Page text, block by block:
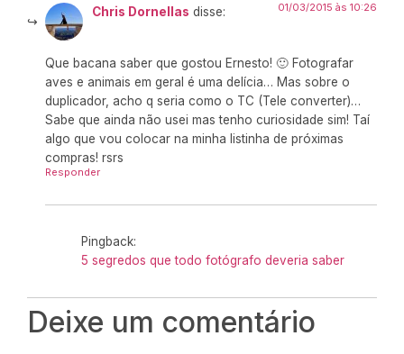
Chris Dornellas disse: 01/03/2015 às 10:26
Que bacana saber que gostou Ernesto! 🙂 Fotografar
aves e animais em geral é uma delícia… Mas sobre o
duplicador, acho q seria como o TC (Tele converter)…
Sabe que ainda não usei mas tenho curiosidade sim! Taí
algo que vou colocar na minha listinha de próximas
compras! rsrs
Responder
Pingback:
5 segredos que todo fotógrafo deveria saber
Deixe um comentário